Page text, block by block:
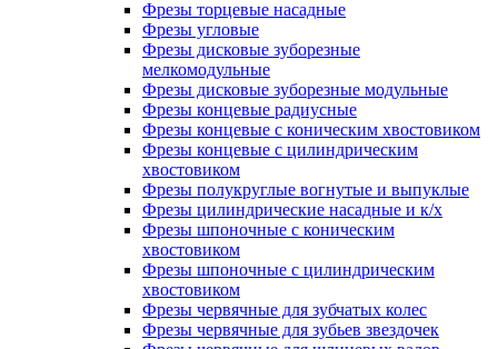
Фрезы торцевые насадные
Фрезы угловые
Фрезы дисковые зуборезные
мелкомодульные
Фрезы дисковые зуборезные модульные
Фрезы концевые радиусные
Фрезы концевые с коническим хвостовиком
Фрезы концевые с цилиндрическим
хвостовиком
Фрезы полукруглые вогнутые и выпуклые
Фрезы цилиндрические насадные и к/х
Фрезы шпоночные с коническим
хвостовиком
Фрезы шпоночные с цилиндрическим
хвостовиком
Фрезы червячные для зубчатых колес
Фрезы червячные для зубьев звездочек